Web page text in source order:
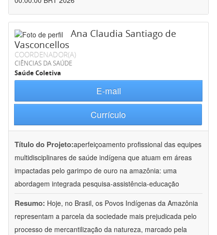
Ana Claudia Santiago de
Vasconcellos
COORDENADOR(A)
CIÊNCIAS DA SAÚDE
Saúde Coletiva
E-mail
Currículo
Título do Projeto:aperfeiçoamento profissional das equipes
multidisciplinares de saúde indígena que atuam em áreas
impactadas pelo garimpo de ouro na amazônia: uma
abordagem integrada pesquisa-assistência-educação
Resumo: Hoje, no Brasil, os Povos Indígenas da Amazônia
representam a parcela da sociedade mais prejudicada pelo
processo de mercantilização da natureza, marcado pela